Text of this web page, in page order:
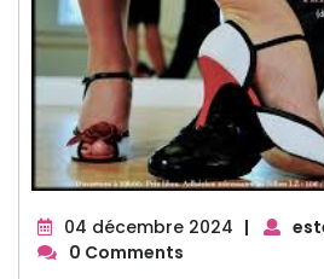
04 décembre 2024 04
|
0 Comments